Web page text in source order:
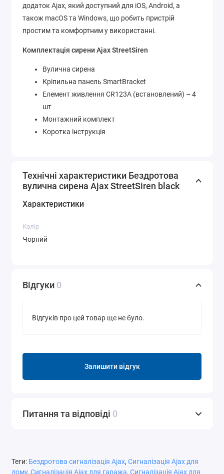
додаток Ajax, який доступний для iOS, Android, а
також macOS та Windows, що робить пристрій
простим та комфортним у використанні.
Комплектація сирени Ajax StreetSiren
Вулична сирена
Кріпильна панель SmartBracket
Елемент живлення CR123A (встановлений) – 4
шт
Монтажний комплект
Коротка інструкція
Технічні характеристики Бездротова
вулична сирена Ajax StreetSiren black
Характеристики
Колір
Чорний
Відгуки 0
Відгуків про цей товар ще не було.
Залишити відгук
Питання та відповіді 0
Теги: Бездротова сигналізація Ajax, Сигналізація Ajax для